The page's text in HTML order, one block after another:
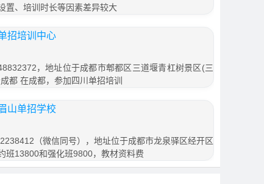
置、培训时长等因素差异较大
招培训中心
，地址位于成都市郫都区三道堰青杠树景区(三
都 在成都，参加四川单招培训
山单招学校
（微信同号），地址位于成都市龙泉驿区经开区
班13800和强化班9800，教材资料费